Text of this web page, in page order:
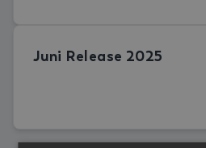
Juni Release 2025